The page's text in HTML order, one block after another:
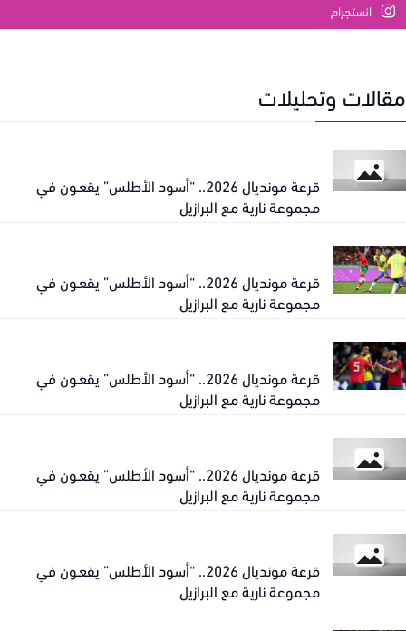
انستجرام
وتحليلات
قرعة مونديال 2026.. “أسود الأطلس” يقعـون في
مجموعة نارية مع البرازيل
قرعة مونديال 2026.. “أسود الأطلس” يقعـون في
مجموعة نارية مع البرازيل
قرعة مونديال 2026.. “أسود الأطلس” يقعـون في
مجموعة نارية مع البرازيل
قرعة مونديال 2026.. “أسود الأطلس” يقعـون في
مجموعة نارية مع البرازيل
قرعة مونديال 2026.. “أسود الأطلس” يقعـون في
مجموعة نارية مع البرازيل